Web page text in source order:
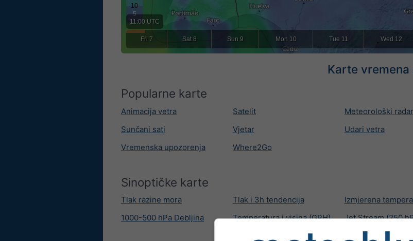
11:00 UTC
Fri 7 Sat 8 Sun 9 Mon 10 Tue 11 Wed 12
Karte vremena
Popularne karte
Animacija vetra Satelit Meteorološki radar
Sunčani sati
Vjetar Udari vetra
Vremenska upozorenja
Where2Go
Sinoptičke karte
Tlak razine mora Tlak i 3h tendencija Izmjerena
1000-500 hPa Debljina
Temperatura i visina (GPH) Jet Stream (250